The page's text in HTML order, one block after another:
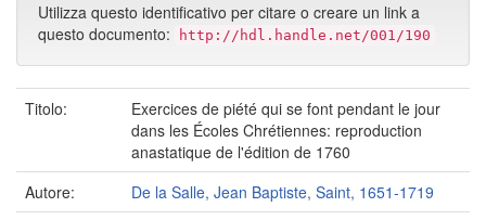
Utilizza questo identificativo per citare o creare un link a
questo documento:
http://hdl.handle.net/001/190
Titolo:
Exercices de piété qui se font pendant le jour
dans les Écoles Chrétiennes: reproduction
anastatique de l'édition de 1760
Autore:
De la Salle, Jean Baptiste, Saint, 1651-1719